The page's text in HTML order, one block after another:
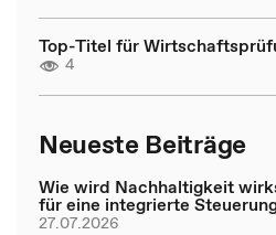
Top-Titel für
4
Neueste Beiträge
Wie wird Nachhaltigkeit
für eine integrierte
27.07.2026